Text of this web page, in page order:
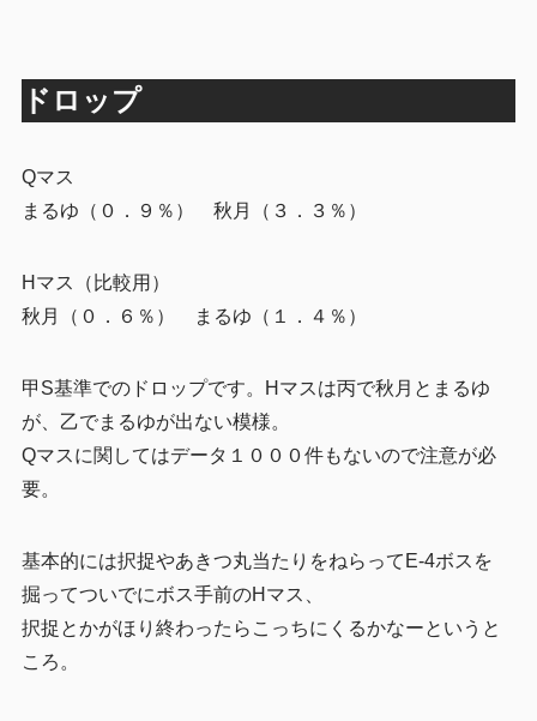
ドロップ
Qマス
まるゆ（０．９％） 秋月（３．３％）
Hマス（比較用）
秋月（０．６％） まるゆ（１．４％）
甲S基準でのドロップです。Hマスは丙で秋月とまるゆ
が、乙でまるゆが出ない模様。
Qマスに関してはデータ１０００件もないので注意が必
要。
基本的には択捉やあきつ丸当たりをねらってE-4ボスを
掘ってついでにボス手前のHマス、
択捉とかがほり終わったらこっちにくるかなーというと
ころ。